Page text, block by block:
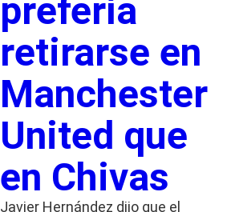
prefería
retirarse en
Manchester
United que
en Chivas
Javier Hernández dijo que el